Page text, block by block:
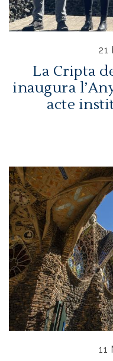
21
La Cripta
inaugura
acte
11